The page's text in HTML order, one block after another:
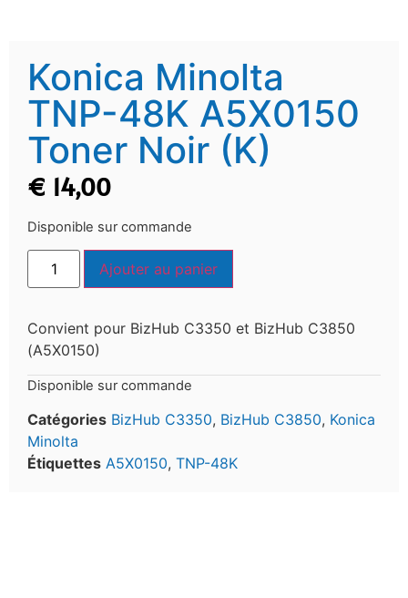
Konica Minolta
TNP-48K A5X0150
Toner Noir (K)
€ 14,00
Disponible sur commande
Ajouter au panier
Convient pour BizHub C3350 et BizHub C3850
(A5X0150)
Disponible sur commande
Catégories BizHub C3350, BizHub C3850, Konica
Minolta
Étiquettes A5X0150, TNP-48K